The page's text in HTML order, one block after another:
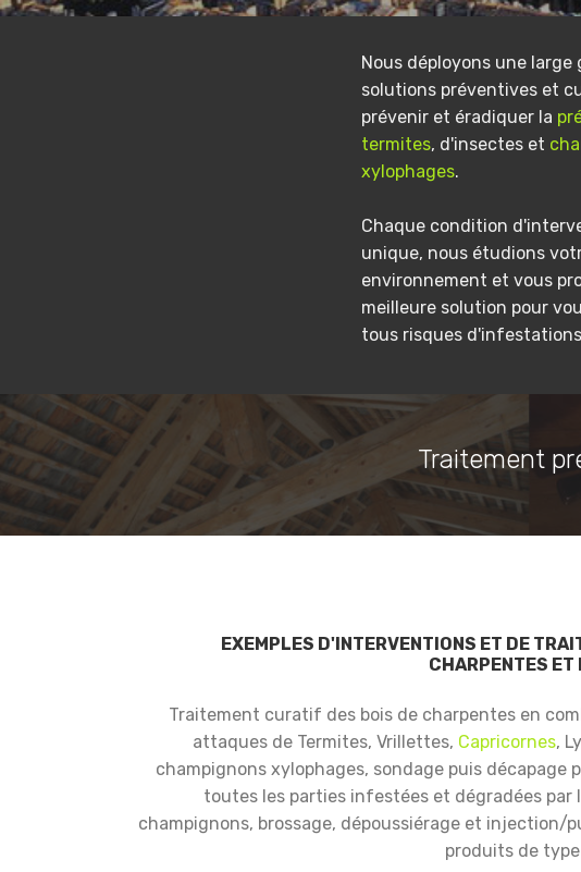
Nous déployons une large
solutions préventives et
prévenir et éradiquer la
termites, d'insectes et
xylophages.
Chaque condition
unique, nous étudions
environnement et vous
meilleure solution pour
tous risques
Traitement
EXEMPLES D'INTERVENTIONS ET DE
CHARPENTES ET
Traitement curatif des bois de charpentes en
attaques de Termites, Vrillettes, Capricornes,
champignons xylophages, sondage puis décapage
toutes les parties infestées et dégradées par
champignons, brossage, dépoussiérage et injection/
produits de